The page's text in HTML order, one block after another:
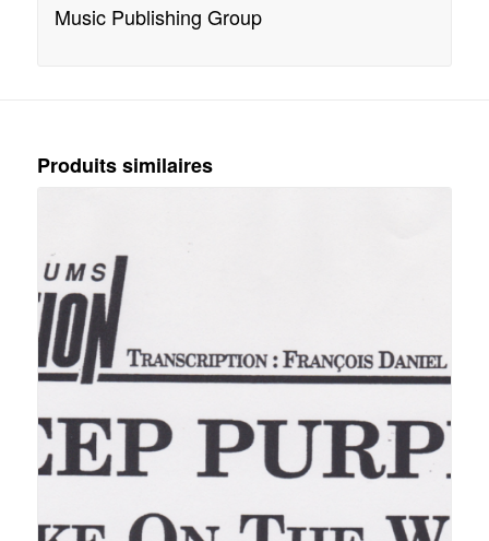
Music Publishing Group
Produits similaires